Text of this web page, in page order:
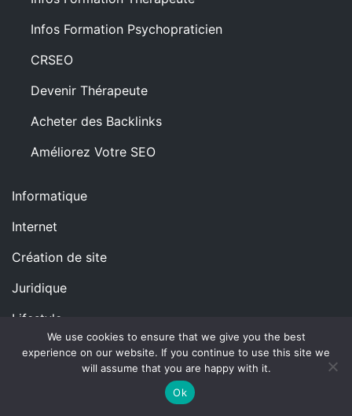
Infos Formation Psychopraticien
CRSEO
Devenir Thérapeute
Acheter des Backlinks
Améliorez Votre SEO
Informatique
Internet
Création de site
Juridique
Lifestyle
Logistique
We use cookies to ensure that we give you the best
experience on our website. If you continue to use this site we
will assume that you are happy with it.
Ok